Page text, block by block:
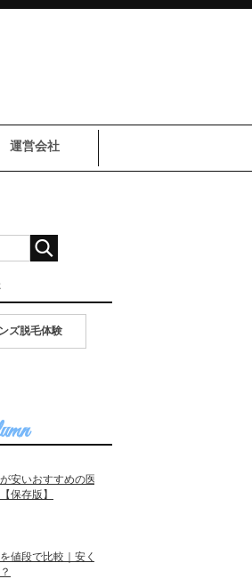
運営会社
ズ脱毛体験
安いおすすめの医
保存版】
値段で比較｜安く